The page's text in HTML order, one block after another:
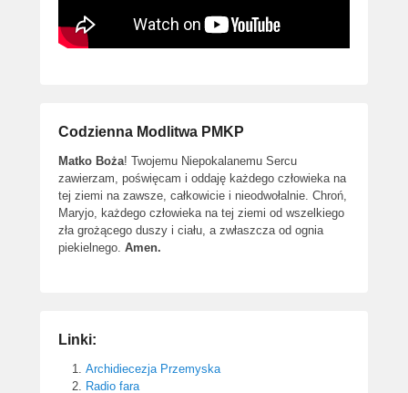
Codzienna Modlitwa PMKP
Matko Boża! Twojemu Niepokalanemu Sercu
zawierzam, poświęcam i oddaję każdego człowieka na
tej ziemi na zawsze, całkowicie i nieodwołalnie. Chroń,
Maryjo, każdego człowieka na tej ziemi od wszelkiego
zła grożącego duszy i ciału, a zwłaszcza od ognia
piekielnego. Amen.
Linki:
Archidiecezja Przemyska
Radio fara